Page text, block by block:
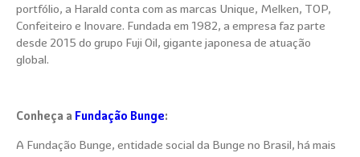
portfólio, a Harald conta com as marcas Unique, Melken, TOP,
Confeiteiro e Inovare. Fundada em 1982, a empresa faz parte
desde 2015 do grupo Fuji Oil, gigante japonesa de atuação
global.
Conheça a Fundação Bunge:
A Fundação Bunge, entidade social da Bunge no Brasil, há mais